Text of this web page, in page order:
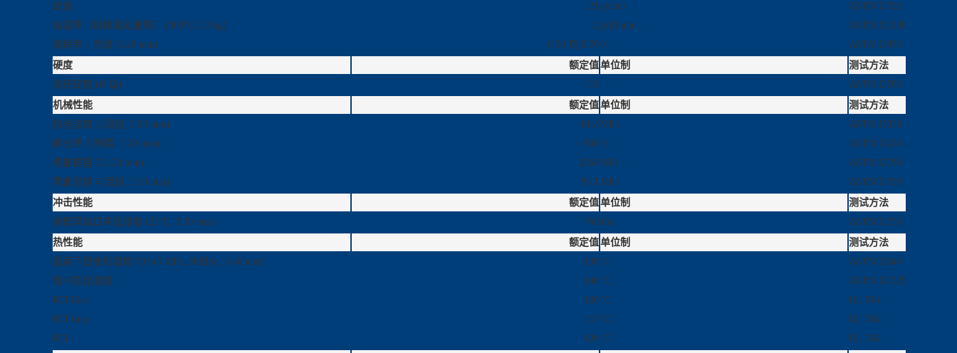
比重
1.21 g/cm3
ASTM D792
熔流率（熔体流动速率） (300°C/1.2 kg) 12 g/10 min
ASTM D1238
收缩率 - 流动 (3.20 mm) 0.50 到 0.70%
ASTM D955
硬度
额定值单位制
测试方法
洛氏硬度 (R 级) 118
ASTM D785
机械性能
额定值单位制
测试方法
抗张强度 1(屈服, 3.20 mm) 61.8 MPa
ASTM D638
伸长率 2(断裂, 3.20 mm) > 100%
ASTM D638
弯曲模量 3(3.20 mm) 2260 MPa
ASTM D790
弯曲强度 4(屈服, 3.20 mm) 95.1 MPa
ASTM D790
冲击性能
额定值单位制
测试方法
悬壁梁缺口冲击强度 (23°C, 3.20 mm) 760J/m
ASTM D256
热性能
额定值单位制
测试方法
载荷下热变形温度 5(0.45 MPa, 未退火, 6.40 mm) 130 °C
ASTM D648
维卡软化温度
140 °C ASTM D1525
RTI Elec
120 °C
UL 746
RTI Imp
115 °C
UL 746
RTI
120 °C
UL 746